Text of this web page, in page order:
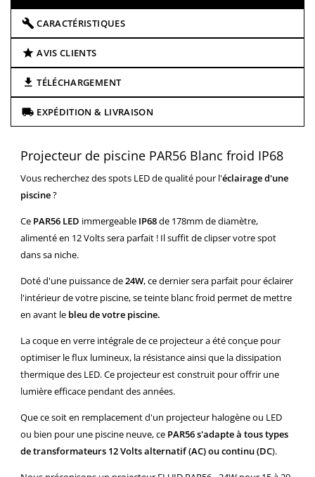
CARACTÉRISTIQUES
AVIS CLIENTS
TÉLÉCHARGEMENT
EXPÉDITION & LIVRAISON
Projecteur de piscine PAR56 Blanc froid IP68
Vous recherchez des spots LED de qualité pour l'éclairage d'une
piscine?
Ce PAR56 LED immergeable IP68de 178mm de diamètre,
alimenté en 12 Volts sera parfait ! Il suffit de clipser votre spot
dans sa niche.
Doté d'une puissance de24W, ce dernier sera parfait pour éclairer
l'intérieur de votre piscine, se teinte blanc froid permet de mettre
en avant le bleu de votre piscine.
La coque en verre intégrale de ce projecteur a été conçue pour
optimiser le flux lumineux, la résistance ainsi que la dissipation
thermique des LED. Ce projecteur est construit pour offrir une
lumière efficace pendant des années.
Que ce soit en remplacement d'un projecteur halogène ou LED
ou bien pour une piscine neuve, ce PAR56 s'adapte à tous types
de transformateurs 12 Volts alternatif (AC) ou continu (DC).